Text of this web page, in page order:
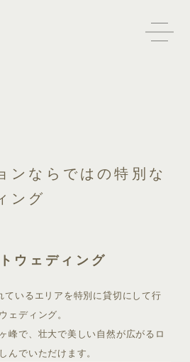
ンならではの特別な
ング
ウェディング
ているエリアを特別に貸切にして行
ェディング。
峰で、壮大で美しい自然が広がるロ
んでいただけます。